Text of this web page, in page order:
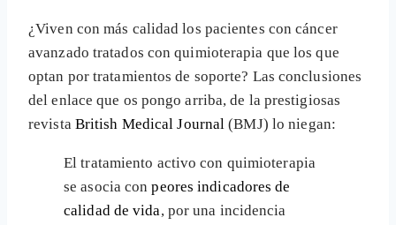
¿Viven con más calidad los pacientes con cáncer
avanzado tratados con quimioterapia que los que
optan por tratamientos de soporte? Las conclusiones
del enlace que os pongo arriba, de la prestigiosas
revista British Medical Journal (BMJ) lo niegan:
El tratamiento activo con quimioterapia
se asocia conpeores indicadores de
calidad de vida, por una incidencia